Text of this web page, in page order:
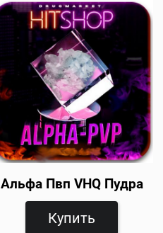
Альфа Пвп VHQ Пудра
Купить